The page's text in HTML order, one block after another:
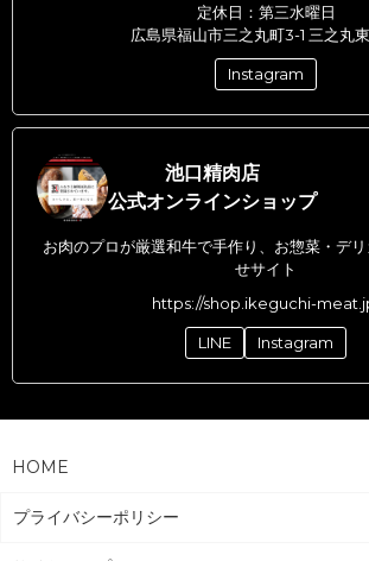
定休日：第三水曜日
広島県福山市三之丸町3-1 三之丸
Instagram
池口精肉店
公式オンラインショップ
お肉のプロが厳選和牛で手作り、お惣菜・デ
せサイト
https://shop.ikeguchi-
LINE Instagram
HOME
プライバシーポリシー